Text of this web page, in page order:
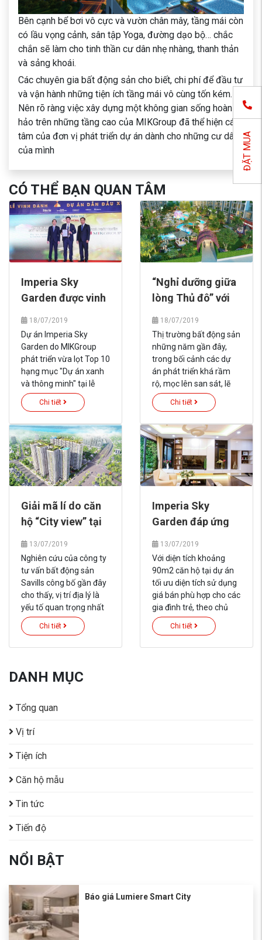
Bên cạnh bể bơi vô cực và vườn chân mây, tầng mái còn
có lầu vọng cảnh, sân tập Yoga, đường dạo bộ… chắc
chắn sẽ làm cho tinh thần cư dân nhẹ nhàng, thanh thản
và sảng khoái.
Các chuyên gia bất động sản cho biết, chi phí để đầu tư
và vận hành những tiện ích tầng mái vô cùng tốn kém.
Nên rõ ràng việc xây dựng một không gian sống hoàn
hảo trên những tầng cao của MIKGroup đã thể hiện cái
tâm của đơn vị phát triển dự án dành cho những cư dân
của mình
CÓ THỂ BẠN QUAN TÂM
Imperia Sky
Garden được vinh
danh “Dự án xanh
và thông minh”
18/07/2019
Dự án Imperia Sky
Garden do MIKGroup
phát triển vừa lọt Top 10
hạng mục "Dự án xanh
và thông minh" tại lễ
vinh danh dự án dẫn
đầu xu thế do độc giả
Chi tiết
“Nghỉ dưỡng giữa
lòng Thủ đô” với
Imperia Sky
Garden
18/07/2019
Thị trường bất động sản
những năm gần đây,
trong bối cảnh các dự
án phát triển khá rầm
rộ, mọc lên san sát, lẽ
tất nhiên khách hàng
cũng ngày càng khắt
“chọn mặt gửi vàng”. Và
vì thế, sự quan tâm của
thị trường dành cho dự
án Imperia Sky Garden
không phải là điều ngẫu
Chi tiết
Giải mã lí do căn
hộ “City view” tại
Imperia Sky
Garden hút khách
13/07/2019
Nghiên cứu của công ty
tư vấn bất động sản
Savills công bố gần đây
cho thấy, vị trí địa lý là
yếu tố quan trọng nhất
ảnh hưởng đến quyết
định của người mua
việc đi làm, học hành,
trí... tập trung tại trung
cũng dễ hiểu lý do
cấp ở tọa lạc ở “vị trí kim
Hà Nội như Imperia Sky
khó cưỡng đối với người
Chi tiết
Imperia Sky
Garden đáp ứng
nhu cầu căn hộ 3
phòng ngủ tại nội
đô
13/07/2019
Với diện tích khoảng
90m2 căn hộ tại dự án
tối ưu diện tích sử dụng
giá bán phù hợp cho các
gia đình trẻ, theo chủ
đầu tư.
Chi tiết
DANH MỤC
Tổng quan
Vị trí
Tiện ích
Căn hộ mẫu
Tin tức
Tiến độ
NỔI BẬT
Báo giá Lumiere Smart City
ĐẶT MUA